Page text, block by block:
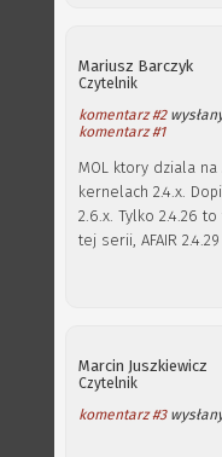
Mariusz Barczyk
Czytelnik
komentarz #2
komentarz #1
MOL ktory dziala
kernelach 2.4.x.
2.6.x. Tylko 2.4.26
tej serii, AFAIR
Marcin Juszkiewicz
Czytelnik
komentarz #3